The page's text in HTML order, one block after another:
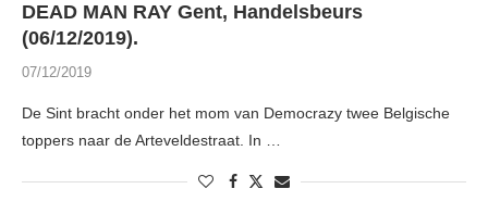
DEAD MAN RAY Gent, Handelsbeurs
(06/12/2019).
07/12/2019
De Sint bracht onder het mom van Democrazy twee Belgische
toppers naar de Arteveldestraat. In …